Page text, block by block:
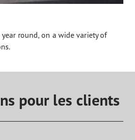
round, on a wide variety of
pour les clients